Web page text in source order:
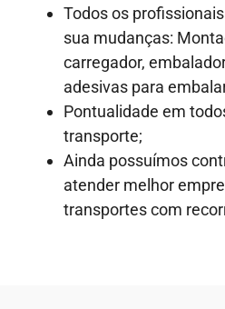
Todos os
sua mudanças:
carregador,
adesivas para
Pontualidade em
transporte;
Ainda possuímos
atender melhor
transportes com